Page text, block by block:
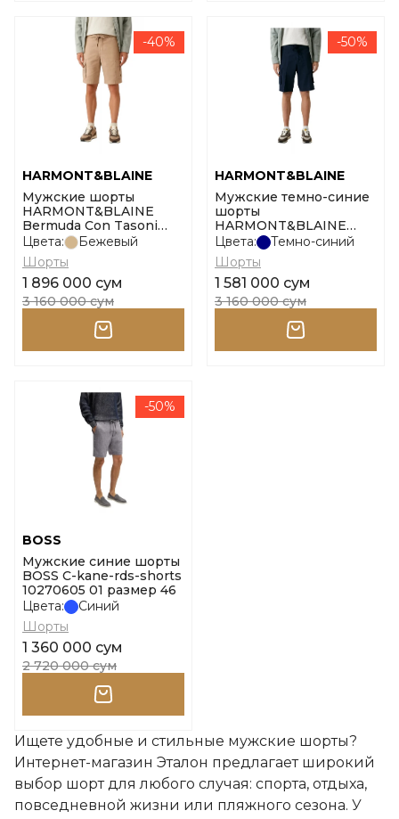
-40%
HARMONT&BLAINE
Мужские шорты
HARMONT&BLAINE
Bermuda Con Tasoni
Shortlari размер 48
Цвета:
Бежевый
Шорты
1 896 000 сум
3 160 000 сум
-50%
HARMONT&BLAINE
Мужские темно-синие
шорты
HARMONT&BLAINE
Bermuda Con Tasoni
размер 46
Цвета:
Темно-синий
Шорты
1 581 000 сум
3 160 000 сум
-50%
BOSS
Мужские синие шорты
BOSS C-kane-rds-shorts
10270605 01 размер 46
Цвета:
Синий
Шорты
1 360 000 сум
2 720 000 сум
Ищете удобные и стильные мужские шорты?
Интернет-магазин Эталон предлагает широкий
выбор шорт для любого случая: спорта, отдыха,
повседневной жизни или пляжного сезона. У